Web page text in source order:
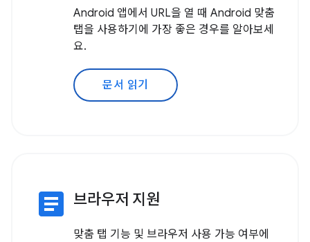
Android 앱에서 URL을 열 때 Android 맞춤
탭을 사용하기에 가장 좋은 경우를 알아보세
요.
문서 읽기
article 브라우저 지원
맞춤 탭 기능 및 브라우저 사용 가능 여부에